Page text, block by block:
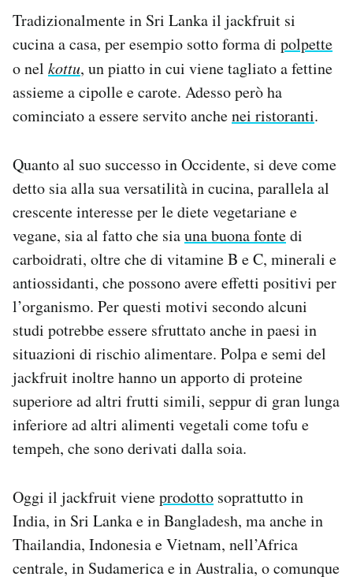
Tradizionalmente in Sri Lanka il jackfruit si
cucina a casa, per esempio sotto forma di polpette
o nel kottu, un piatto in cui viene tagliato a fettine
assieme a cipolle e carote. Adesso però ha
cominciato a essere servito anchenei ristoranti.
Quanto al suo successo in Occidente, si deve come
detto sia alla sua versatilità in cucina, parallela al
crescente interesse per le diete vegetariane e
vegane, sia al fatto che siauna buona fontedi
carboidrati, oltre che di vitamine B e C, minerali e
antiossidanti, che possono avere effetti positivi per
l’organismo. Per questi motivi secondo alcuni
studi potrebbe essere sfruttato anche in paesi in
situazioni di rischio alimentare. Polpa e semi del
jackfruit inoltre hanno un apporto di proteine
superiore ad altri frutti simili, seppur di gran lunga
inferiore ad altri alimenti vegetali come tofu e
tempeh, che sono derivati dalla soia.
Oggi il jackfruit vieneprodotto soprattutto in
India, in Sri Lanka e in Bangladesh, ma anche in
Thailandia, Indonesia e Vietnam, nell’Africa
centrale, in Sudamerica e in Australia, o comunque